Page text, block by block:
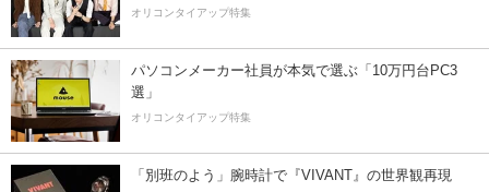
オリコンタイアップ特集
パソコンメーカー社員が本気で選ぶ「10万円台PC3
選」
オリコンタイアップ特集
「別班のよう」腕時計で『VIVANT』の世界観再現